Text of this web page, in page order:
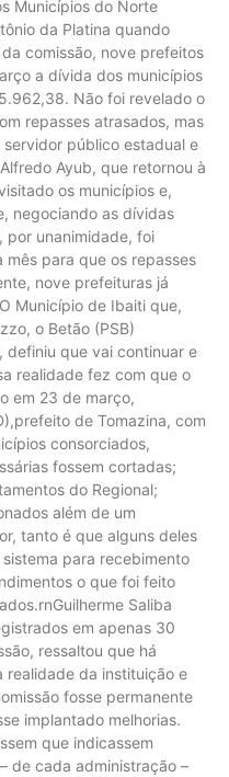
Municípios do Norte
da Platina quando
comissão, nove prefeitos
a dívida dos municípios
Não foi revelado o
repasses atrasados, mas
público estadual e
Ayub, que retornou à
os municípios e,
negociando as dívidas
por unanimidade, foi
para que os repasses
nove prefeituras já
Município de Ibaiti que,
o Betão (PSB)
que vai continuar e
realidade fez com que o
em 23 de março,
de Tomazina, com
consorciados,
fossem cortadas;
do Regional;
além de um
tanto é que alguns deles
para recebimento
o que foi feito
Saliba
em apenas 30
ressaltou que há
realidade da instituição e
fosse permanente
implantado melhorias.
que indicassem
de cada administração –